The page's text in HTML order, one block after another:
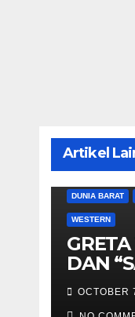
Artikel
DUNIA BARAT
WESTERN
DAN
OCTOBER